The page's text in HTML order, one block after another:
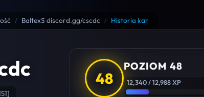
/ BaltexS discord.gg/cscdc / Historia kar
48
POZIOM 48
12,340 / 12,988 XP